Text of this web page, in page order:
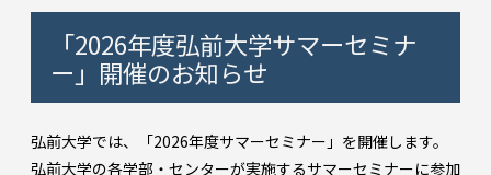
「2026年度弘前大学サマーセミナ
ー」開催のお知らせ
弘前大学では、「2026年度サマーセミナー」を開催します。
弘前大学の各学部・センターが実施するサマーセミナーに参加